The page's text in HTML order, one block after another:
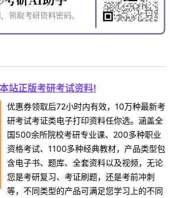
站正版考研考试资料!
优惠券领取后72小时内有效，10万种最新考
研考试考证类电子打印资料任你选。涵盖全
国500余所院校考研专业课、200多种职业
资格考试、1100多种经典教材，产品类型包
含电子书、题库、全套资料以及视频，无论
您是考研复习、考证刷题，还是考前冲刺
等，不同类型的产品可满足您学习上的不同